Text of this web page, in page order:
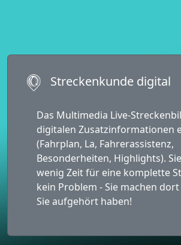
Streckenkunde digital
Das Multimedia Live-
digitalen Zusatzinformationen
(Fahrplan, La, Fahrerassistenz,
Besonderheiten, Highlights).
wenig Zeit für eine komplette
kein Problem - Sie machen
Sie aufgehört haben!